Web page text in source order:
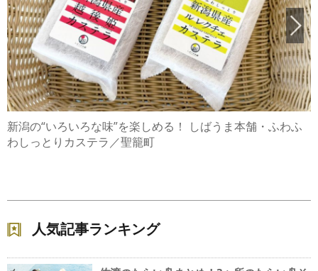
新潟の“いろいろな味”を楽しめる！ しばうま本舗・ふわふ
わしっとりカステラ／聖籠町
人気記事ランキング